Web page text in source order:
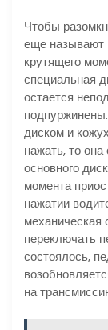
Чтобы
еще называют
крутящего
специальная
остается
диском и
нажать, то
основного
момента
нажатии
механическая
переключать
состоялось,
на